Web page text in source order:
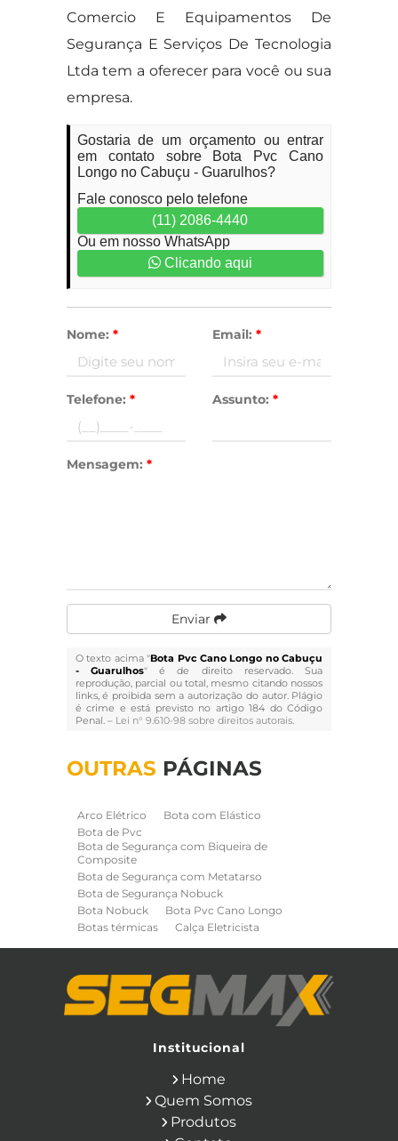
Comercio E Equipamentos De
Segurança E Serviços De Tecnologia
Ltda tem a oferecer para você ou sua
empresa.
Gostaria de um orçamento ou entrar
em contato sobre Bota Pvc Cano
Longo no Cabuçu - Guarulhos?
Fale conosco pelo telefone
(11) 2086-4440
Ou em nosso WhatsApp
Clicando aqui
Nome: * Email: *
Telefone: * Assunto: *
Mensagem: *
Enviar
O texto acima "Bota Pvc Cano Longo no Cabuçu
- Guarulhos" é de direito reservado. Sua
reprodução, parcial ou total, mesmo citando nossos
links, é proibida sem a autorização do autor. Plágio
é crime e está previsto no artigo 184 do Código
Penal. – Lei n° 9.610-98 sobre direitos autorais.
OUTRAS PÁGINAS
Arco Elétrico
Bota com Elástico
Bota de Pvc
Bota de Segurança com Biqueira de
Composite
Bota de Segurança com Metatarso
Bota de Segurança Nobuck
Bota Nobuck
Bota Pvc Cano Longo
Botas térmicas
Calça Eletricista
Capa de Chuva
Cinto de Segurança para Eletricista
Cinto de Seguranca Paraquedista
Cone de Sinalização
Equipamentos de Construcao Civil
Ferramentas Eletricas
Ferramentas Isoladas
Ferramentas Manuais para Construção
Institucional
Home
Quem Somos
Produtos